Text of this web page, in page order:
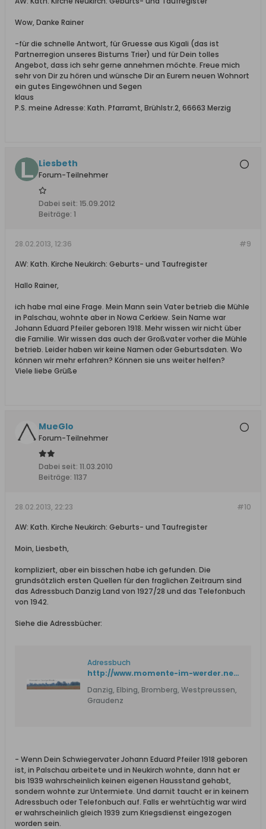
Wow, Danke Rainer
-für die schnelle Antwort, für Gruesse aus Kigali (das ist
Partnerregion unseres Bistums Trier) und für Dein tolles
Angebot, dass ich sehr gerne annehmen möchte. Freue mich
sehr von Dir zu hören und wünsche Dir an Eurem neuen Wohnort
ein gutes Eingewöhnen und Segen
klaus
P.S. meine Adresse: Kath. Pfarramt, Brühlstr.2, 66663 Merzig
Liesbeth
Forum-Teilnehmer
Dabei seit: 15.09.2012
Beiträge: 1
#9
28.02.2013, 12:36
AW: Kath. Kirche Neukirch: Geburts- und Taufregister
Hallo Rainer,
ich habe mal eine Frage. Mein Mann sein Vater betrieb die Mühle
in Palschau, wohnte aber in Nowa Cerkiew. Sein Name war
Johann Eduard Pfeiler geboren 1918. Mehr wissen wir nicht über
die Familie. Wir wissen das auch der Großvater vorher die Mühle
betrieb. Leider haben wir keine Namen oder Geburtsdaten. Wo
können wir mehr erfahren? Können sie uns weiter helfen?
Viele liebe Grüße
MueGlo
Forum-Teilnehmer
Dabei seit: 11.03.2010
Beiträge: 1137
#10
28.02.2013, 22:23
AW: Kath. Kirche Neukirch: Geburts- und Taufregister
Moin, Liesbeth,
kompliziert, aber ein bisschen habe ich gefunden. Die
grundsätzlich ersten Quellen für den fraglichen Zeitraum sind
das Adressbuch Danzig Land von 1927/28 und das Telefonbuch
von 1942.
Siehe die Adressbücher:
Adressbuch
http://www.momente-im-werder.net/01_Offen/01_Adressbuecher/Adressbuecher.htm
Danzig, Elbing, Bromberg, Westpreussen,
Graudenz
- Wenn Dein Schwiegervater Johann Eduard Pfeiler 1918 geboren
ist, in Palschau arbeitete und in Neukirch wohnte, dann hat er
bis 1939 wahrscheinlich keinen eigenen Hausstand gehabt,
sondern wohnte zur Untermiete. Und damit taucht er in keinem
Adressbuch oder Telefonbuch auf. Falls er wehrtüchtig war wird
er wahrscheinlich gleich 1939 zum Kriegsdienst eingezogen
worden sein.